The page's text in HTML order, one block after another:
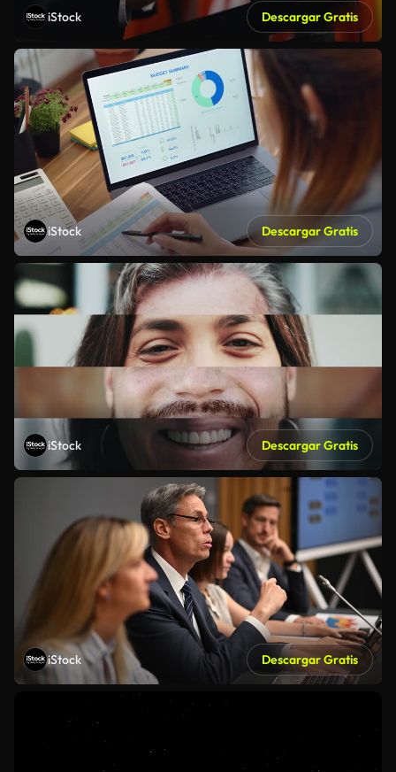
iStock Descargar Gratis
iStock Descargar Gratis
iStock Descargar Gratis
iStock Descargar Gratis